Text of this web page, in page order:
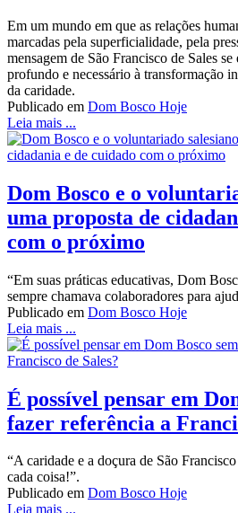
Em um mundo em que as relações
marcadas pela superficialidade, pela
mensagem de São Francisco de Sales
profundo e necessário à transformação
da caridade.
Publicado em Dom Bosco Hoje
Leia mais ...
Dom Bosco e o
uma proposta de
com o próximo
“Em suas práticas educativas, Dom
sempre chamava colaboradores para
Publicado em Dom Bosco Hoje
Leia mais ...
É possível pensar em
fazer referência a
“A caridade e a doçura de São
cada coisa!”.
Publicado em Dom Bosco Hoje
Leia mais ...